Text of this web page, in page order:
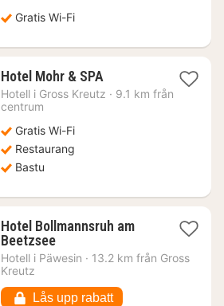
kr. Gratis Wi-Fi
Hotel Mohr & SPA1
natt
Hotell i Gross Kreutz · 9.1 km från
centrum
Gratis Wi-Fi
Restaurang
Bastu
Hotel Bollmannsruh am
Beetzsee1
natt
kr.
Hotell i Päwesin · 13.2 km från Gross
Kreutz
Lås upp rabatt